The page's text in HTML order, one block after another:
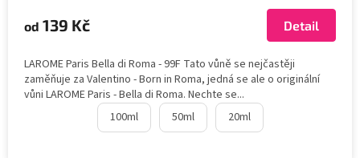
od 139 Kč Detail
LAROME Paris Bella di Roma - 99F Tato vůně se nejčastěji
zaměňuje za Valentino - Born in Roma, jedná se ale o originální
vůni LAROME Paris - Bella di Roma. Nechte se...
100ml
50ml 20ml